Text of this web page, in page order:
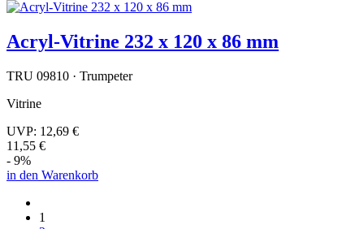
Acryl-Vitrine 232 x 120 x 86 mm
TRU 09810 · Trumpeter
Vitrine
UVP: 12,69 €
11,55 €
- 9%
in den Warenkorb
1